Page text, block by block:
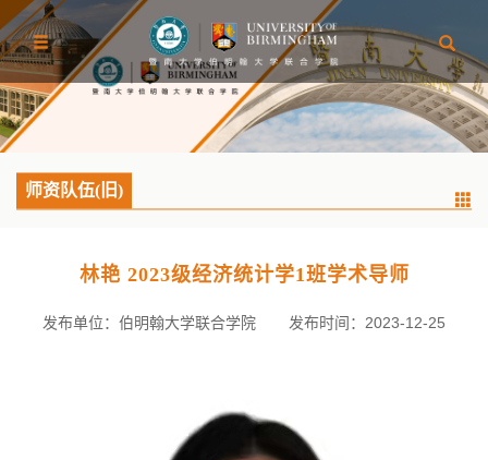
师资队伍(旧)
林艳 2023级经济统计学1班学术导师
发布单位：伯明翰大学联合学院 发布时间：2023-12-25